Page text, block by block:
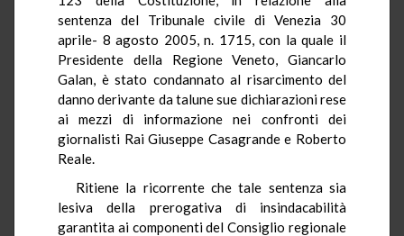
sentenza del Tribunale civile di Venezia 30
aprile- 8 agosto 2005, n. 1715, con la quale il
Presidente della Regione Veneto, Giancarlo
Galan, è stato condannato al risarcimento del
danno derivante da talune sue dichiarazioni rese
ai mezzi di informazione nei confronti dei
giornalisti Rai Giuseppe Casagrande e Roberto
Reale.
Ritiene la ricorrente che tale sentenza sia
lesiva della prerogativa di insindacabilità
garantita ai componenti del Consiglio regionale